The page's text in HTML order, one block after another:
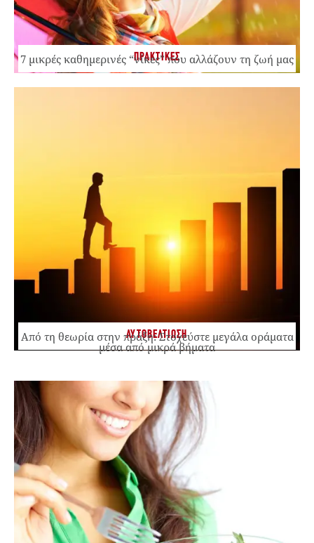
ΠΡΑΚΤΙΚΕΣ
7 μικρές καθημερινές “νίκες” που αλλάζουν τη ζωή μας
ΑΥΤΟΒΕΛΤΙΩΣΗ
Από τη θεωρία στην πράξη: Στοχεύστε μεγάλα οράματα
μέσα από μικρά βήματα